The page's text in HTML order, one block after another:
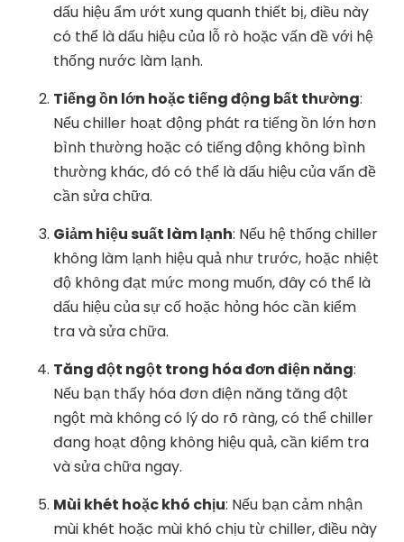
dấu hiệu ẩm ướt xung quanh thiết bị, điều này
có thể là dấu hiệu của lỗ rò hoặc vấn đề với hệ
thống nước làm lạnh.
Tiếng ồn lớn hoặc tiếng động bất thường:
Nếu chiller hoạt động phát ra tiếng ồn lớn hơn
bình thường hoặc có tiếng động không bình
thường khác, đó có thể là dấu hiệu của vấn đề
cần sửa chữa.
Giảm hiệu suất làm lạnh: Nếu hệ thống chiller
không làm lạnh hiệu quả như trước, hoặc nhiệt
độ không đạt mức mong muốn, đây có thể là
dấu hiệu của sự cố hoặc hỏng hóc cần kiểm
tra và sửa chữa.
Tăng đột ngột trong hóa đơn điện năng:
Nếu bạn thấy hóa đơn điện năng tăng đột
ngột mà không có lý do rõ ràng, có thể chiller
đang hoạt động không hiệu quả, cần kiểm tra
và sửa chữa ngay.
Mùi khét hoặc khó chịu: Nếu bạn cảm nhận
mùi khét hoặc mùi khó chịu từ chiller, điều này